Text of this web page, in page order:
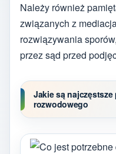
Należy również
związanych z
rozwiązywania
przez sąd przed
Jakie są
rozwodowego